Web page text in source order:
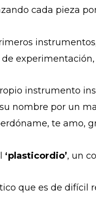
cada pieza
instrumento
nombre por un
te amo,
‘plasticordio’, un
que es de difícil